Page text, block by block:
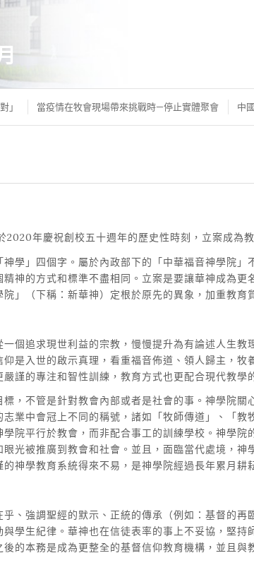
」 當疫情在牧會現場帶來挑戰時—停止實體聚會 中
年慶祝創校五十週年的歷史性時刻，立案成為
學」四個字。屬於內政部下的「中華福音神學院
神的方式和標準不盡相同。立案是要讓華神成為
」（下稱：新華神）定根於原先的異象，加重教育
個追求現世利益的宗教，慢慢提升為有論述人生
是入世的啟示真理，看重福音佈道、領人歸主，
謹的專注和智性訓練，教育方式也更配合現代教學
，不管是針對教會內部或者是社會的事。神學院
業中會冠上不同的稱號，諸如「牧師傳道」、「
院平行於教會，而非配合事工的訓練學校。神學
光被推廣到教會和社會。並且，面臨當代處境，
神學教育系統得來不易，是神學院經過長年累月耕
、強調聖經的默示、正統的傳承（例如：基督的
學生紀律。華神也在信徒表率的事上不妥協，堅
的本務是成為更整全的基督信仰教育機構，並且與